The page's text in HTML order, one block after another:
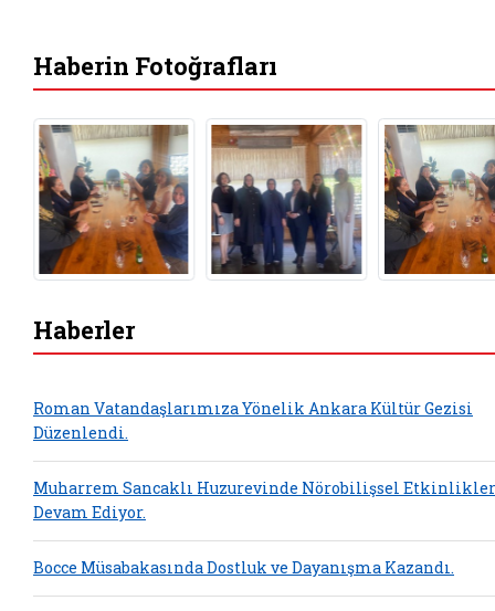
Haberin Fotoğrafları
Haberler
Roman Vatandaşlarımıza Yönelik Ankara Kültür Gezisi
Düzenlendi.
Muharrem Sancaklı Huzurevinde Nörobilişsel Etkinlikler
Devam Ediyor.
Bocce Müsabakasında Dostluk ve Dayanışma Kazandı.